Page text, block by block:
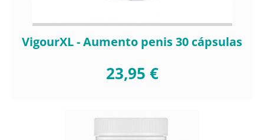
VigourXL - Aumento penis 30 cápsulas
23,95 €